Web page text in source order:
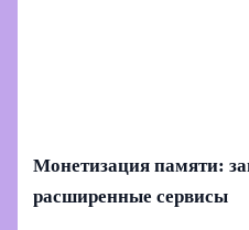
Монетизация памяти:
расширенные сервисы